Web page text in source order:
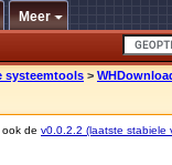
Meer
systeemtools >
de v0.0.2.2 (laatste stabiele